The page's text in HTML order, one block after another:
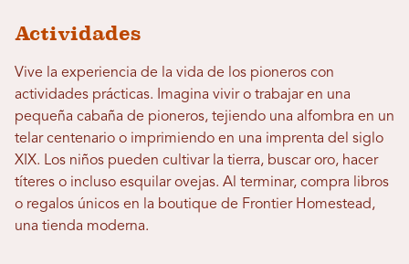
Actividades
Vive la experiencia de la vida de los pioneros con
actividades prácticas. Imagina vivir o trabajar en una
pequeña cabaña de pioneros, tejiendo una alfombra en un
telar centenario o imprimiendo en una imprenta del siglo
XIX. Los niños pueden cultivar la tierra, buscar oro, hacer
títeres o incluso esquilar ovejas. Al terminar, compra libros
o regalos únicos en la boutique de Frontier Homestead,
una tienda moderna.